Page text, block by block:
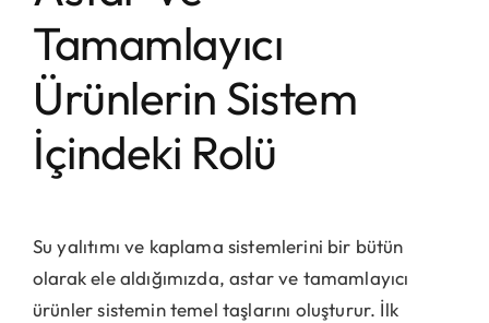
Tamamlayıcı
Ürünlerin Sistem
İçindeki Rolü
Su yalıtımı ve kaplama sistemlerini bir bütün
olarak ele aldığımızda, astar ve tamamlayıcı
ürünler sistemin temel taşlarını oluşturur. İlk